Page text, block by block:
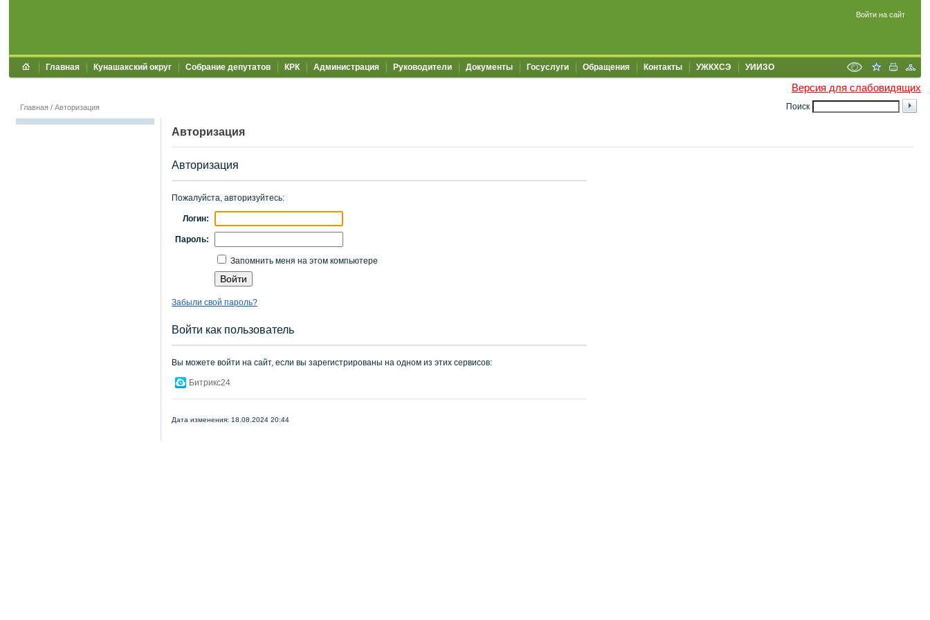
Войти на сайт
Главная Кунашакский округ Собрание депутатов КРК Администрация Руководители Документы Госуслуги Обращения Контакты УЖКХСЭ УИИЗО
Версия для слабовидящих
Поиск
Главная / Авторизация
Авторизация
Авторизация
Пожалуйста, авторизуйтесь:
Логин:
Пароль:
Запомнить меня на этом компьютере
Забыли свой пароль?
Войти как пользователь
Вы можете войти на сайт, если вы зарегистрированы на одном из этих сервисов:
Битрикс24
Дата изменения: 18.08.2024 20:44